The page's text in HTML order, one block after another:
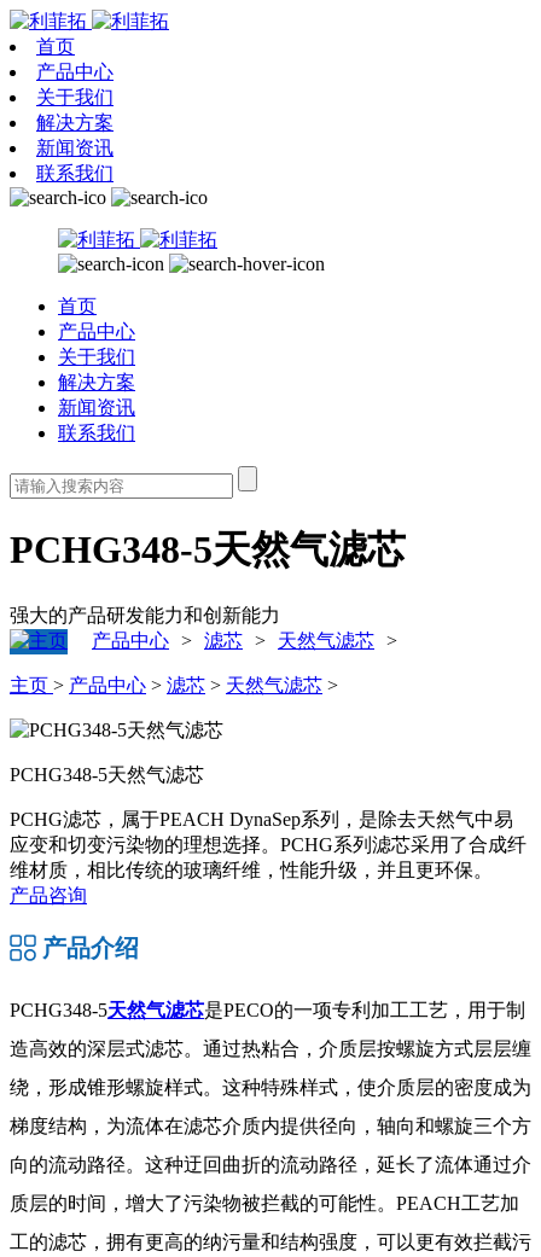
首页
产品中心
关于我们
解决方案
新闻资讯
联系我们
首页
产品中心
关于我们
解决方案
新闻资讯
联系我们
PCHG348-5天然气滤芯
强大的产品研发能力和创新能力
产品中心 > 滤芯 > 天然气滤芯 >
主页 > 产品中心 > 滤芯 > 天然气滤芯 >
PCHG348-5天然气滤芯
PCHG滤芯，属于PEACH DynaSep系列，是除去天然气中易
应变和切变污染物的理想选择。PCHG系列滤芯采用了合成纤
维材质，相比传统的玻璃纤维，性能升级，并且更环保。
产品咨询
产品介绍
PCHG348-5天然气滤芯是PECO的一项专利加工工艺，用于制
造高效的深层式滤芯。通过热粘合，介质层按螺旋方式层层缠
绕，形成锥形螺旋样式。这种特殊样式，使介质层的密度成为
梯度结构，为流体在滤芯介质内提供径向，轴向和螺旋三个方
向的流动路径。这种迂回曲折的流动路径，延长了流体通过介
质层的时间，增大了污染物被拦截的可能性。PEACH工艺加
工的滤芯，拥有更高的纳污量和结构强度，可以更有效拦截污